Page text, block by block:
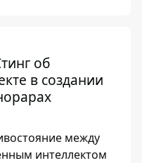
об
в создании
между
интеллектом